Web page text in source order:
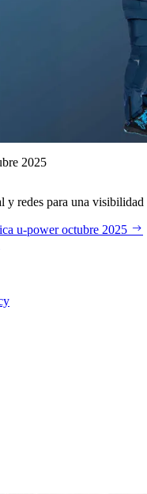
2025
y redes para una
u‑power octubre 2025